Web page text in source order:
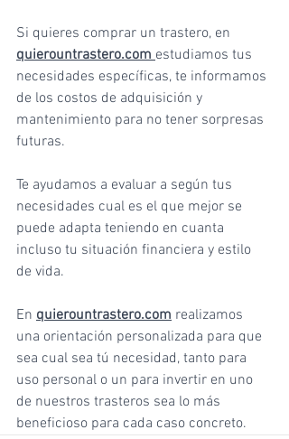
Si quieres comprar un trastero, en
quierountrastero.com estudiamos tus
necesidades específicas, te informamos
de los costos de adquisición y
mantenimiento para no tener sorpresas
futuras.
Te ayudamos a evaluar a según tus
necesidades cual es el que mejor se
puede adapta teniendo en cuanta
incluso tu situación financiera y estilo
de vida.
En quierountrastero.com realizamos
una orientación personalizada para que
sea cual sea tú necesidad, tanto para
uso personal o un para invertir en uno
de nuestros trasteros sea lo más
beneficioso para cada caso concreto.